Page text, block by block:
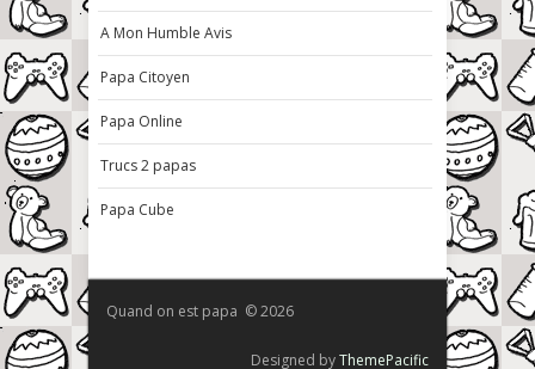
A Mon Humble Avis
Papa Citoyen
Papa Online
Trucs 2 papas
Papa Cube
Quand on est papa © 2026
Designed byThemePacific